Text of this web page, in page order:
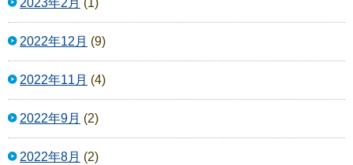
2023年2月 (1)
2022年12月 (9)
2022年11月 (4)
2022年9月 (2)
2022年8月 (2)